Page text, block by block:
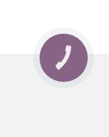
КНОПКА
ЗВ'ЯЗКУ